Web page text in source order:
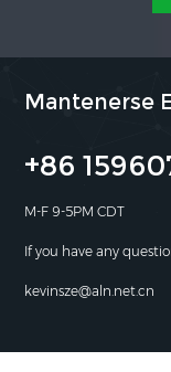
Mantenerse
+86
M-F 9-5PM CDT
If you have any
kevinsze@aln.net.cn